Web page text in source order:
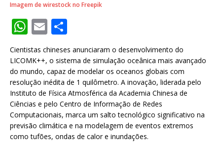
Imagem de wirestock no Freepik
W
h
at
s
A
p
p
E
m
ai
l
ar
e
Cientistas chineses anunciaram o desenvolvimento do
LICOMK++, o sistema de simulação oceânica mais avançado
do mundo, capaz de modelar os oceanos globais com
resolução inédita de 1 quilômetro. A inovação, liderada pelo
Instituto de Física Atmosférica da Academia Chinesa de
Ciências e pelo Centro de Informação de Redes
Computacionais, marca um salto tecnológico significativo na
previsão climática e na modelagem de eventos extremos
como tufões, ondas de calor e inundações.